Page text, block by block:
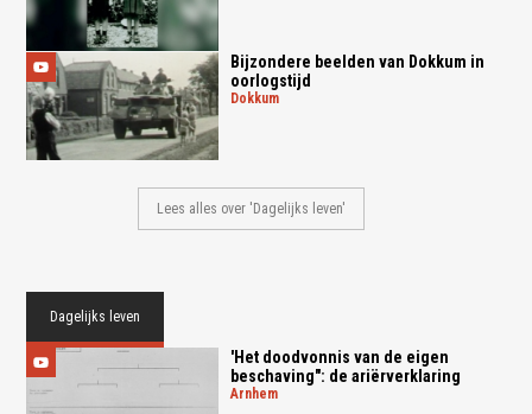
Bijzondere beelden van Dokkum in
oorlogstijd
dokkum
Lees alles over 'Dagelijks leven'
Dagelijks leven
'Het doodvonnis van de eigen
beschaving": de ariërverklaring
arnhem